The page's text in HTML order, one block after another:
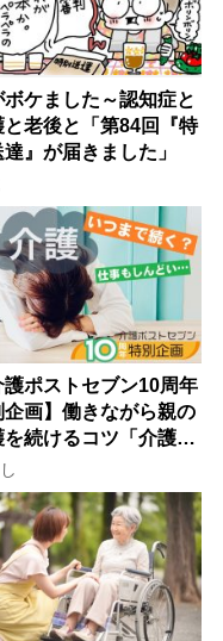
ボケました～認知症と
と老後と「第84回『特
達』が届きました」
護ポストセブン10周年
企画】働きながら親の
を続けるコツ「介護は
以上続くことも…3つ
ェーズに分けて考えて
う」【社会福祉士解